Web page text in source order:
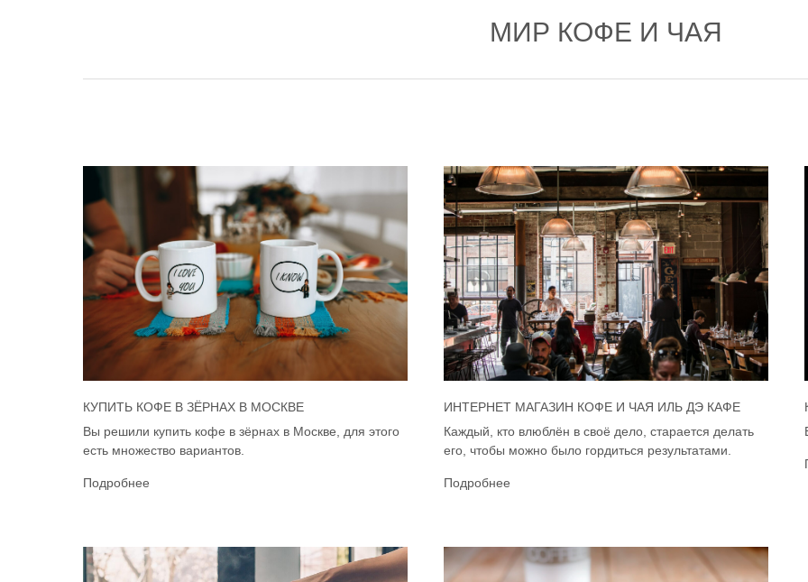
МИР КОФЕ И ЧАЯ
КУПИТЬ КОФЕ В ЗЁРНАХ В МОСКВЕ
Вы решили купить кофе в зёрнах в Москве, для этого
есть множество вариантов.
Подробнее
ИНТЕРНЕТ МАГАЗИН КОФЕ И ЧАЯ ИЛЬ ДЭ КАФЕ
Каждый, кто влюблён в своё дело, старается делать
его, чтобы можно было гордиться результатами.
Подробнее